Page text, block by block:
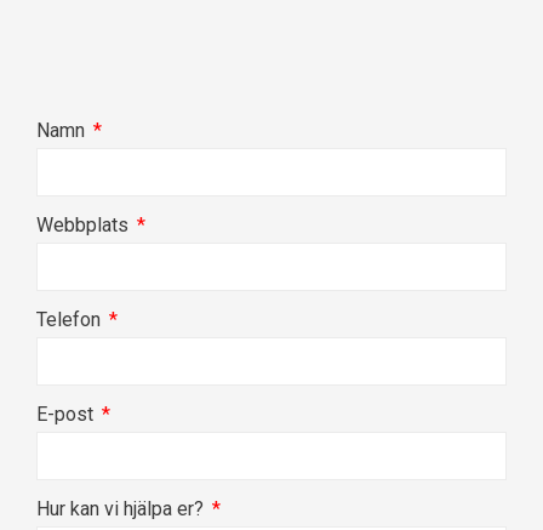
Namn
Webbplats
Telefon
E-post
Hur kan vi hjälpa er?